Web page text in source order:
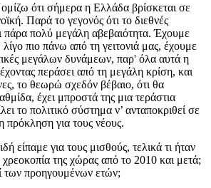
ότι σήμερα η Ελλάδα βρίσκεται σε
Παρά το γεγονός ότι το διεθνές
πάρα πολύ μεγάλη αβεβαιότητα. Έχουμε
πιο πάνω από τη γειτονιά μας, έχουμε
μεγάλων δυνάμεων, παρ' όλα αυτά η
περάσει από τη μεγάλη κρίση, και
το θεωρώ σχεδόν βέβαιο, ότι θα
έχει μπροστά της μια τεράστια
το πολιτικό σύστημα ν’ ανταποκριθεί σε
πρόκληση για τους νέους.
είπαμε για τους μισθούς, τελικά τι ήταν
της χώρας από το 2010 και μετά;
των προηγουμένων ετών;